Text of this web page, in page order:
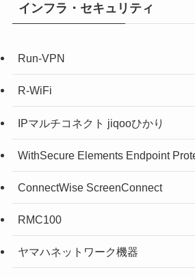
インフラ・セキュリティ
Run-VPN
R-WiFi
IPマルチコネクト jiqooひかり
WithSecure Elements Endpoint
ConnectWise ScreenConnect
RMC100
ヤマハネットワーク機器